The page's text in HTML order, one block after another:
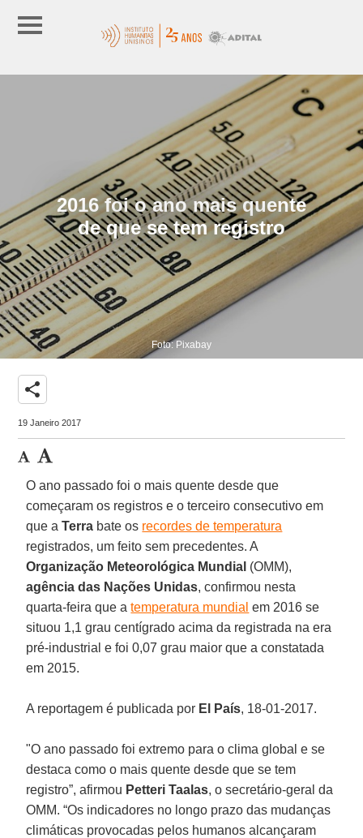
2016 foi o ano mais quente
de que se tem registro
Foto: Pixabay
share
19 Janeiro 2017
O ano passado foi o mais quente desde que
começaram os registros e o terceiro consecutivo em
que aTerra bate os recordes de temperatura
registrados, um feito sem precedentes. A
Organização Meteorológica Mundial (OMM),
agência das Nações Unidas, confirmou nesta
quarta-feira que atemperatura mundial em 2016 se
situou 1,1 grau centígrado acima da registrada na era
pré-industrial e foi 0,07 grau maior que a constatada
em 2015.
A reportagem é publicada por El País, 18-01-2017.
"O ano passado foi extremo para o clima global e se
destaca como o mais quente desde que se tem
registro”, afirmou Petteri Taalas, o secretário-geral da
OMM. “Os indicadores no longo prazo das mudanças
climáticas provocadas pelos humanos alcançaram